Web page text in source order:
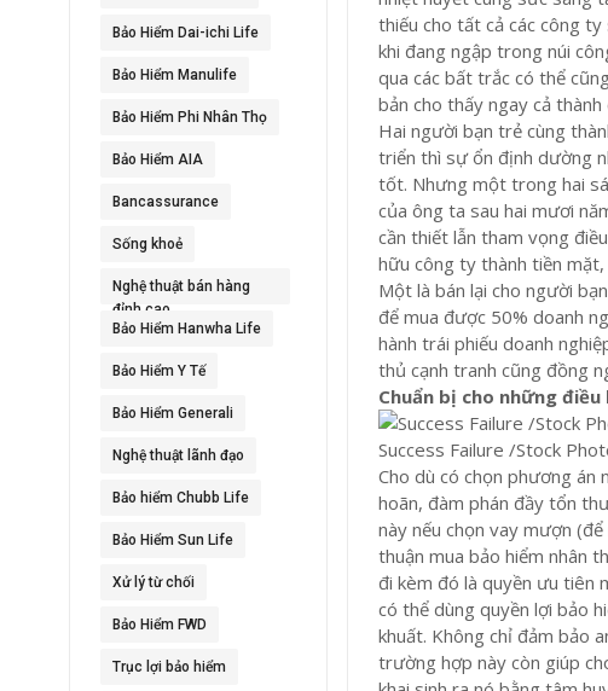
Bảo Hiểm Dai-ichi Life
Bảo Hiểm Manulife
Bảo Hiểm Phi Nhân Thọ
Bảo Hiểm AIA
Bancassurance
Sống khoẻ
Nghệ thuật bán hàng
đỉnh cao
Bảo Hiểm Hanwha Life
Bảo Hiểm Y Tế
Bảo Hiểm Generali
Nghệ thuật lãnh đạo
Bảo hiểm Chubb Life
Bảo Hiểm Sun Life
Xử lý từ chối
Bảo Hiểm FWD
Trục lợi bảo hiểm
thiếu cho tất cả các công
khi đang ngập trong núi
qua các bất trắc có thể
bản cho thấy ngay cả
Hai người bạn trẻ cùng
triển thì sự ổn định dường
tốt. Nhưng một trong hai
của ông ta sau hai mươi
cần thiết lẫn tham vọng
hữu công ty thành tiền mặt,
Một là bán lại cho người
để mua được 50% doanh
hành trái phiếu doanh
thủ cạnh tranh cũng đồng
Chuẩn bị cho những
Success Failure /Stock
Cho dù có chọn phương
hoãn, đàm phán đầy tổn
này nếu chọn vay mượn
thuận mua bảo hiểm nhân
đi kèm đó là quyền ưu tiên
có thể dùng quyền lợi bảo
khuất. Không chỉ đảm bảo
trường hợp này còn giúp